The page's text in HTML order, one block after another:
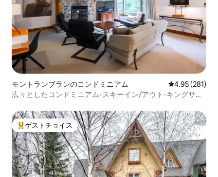
モントランブランのコンドミニアム レビュー281
4.95 (281)
広々としたコンドミニアム-スキーイン/アウト-キングサイ
大好評のゲストチョイスです。
ゲストチョイス